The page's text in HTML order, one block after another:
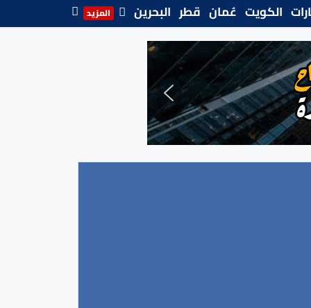
الكويت عُمان قطر البحرين المزيد